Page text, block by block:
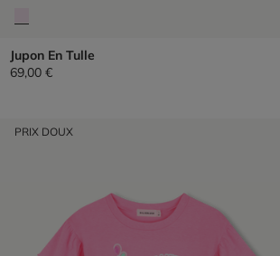
Jupon En Tulle
69,00 €
PRIX DOUX